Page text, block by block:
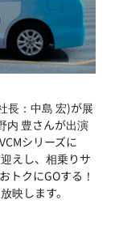
長：中島 宏)が展
内 豊さんが出演
シリーズに
えし、相乗りサ
トクにGOする！
映します。